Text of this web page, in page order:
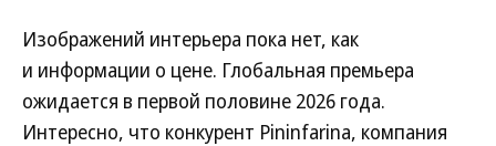
Изображений интерьера пока нет, как
и информации о цене. Глобальная премьера
ожидается в первой половине 2026 года.
Интересно, что конкурент Pininfarina, компания